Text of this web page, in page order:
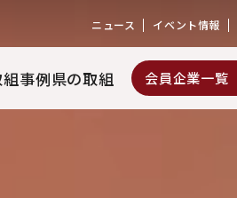
ニュース イベント情報
会員企業一覧
事例県の取組